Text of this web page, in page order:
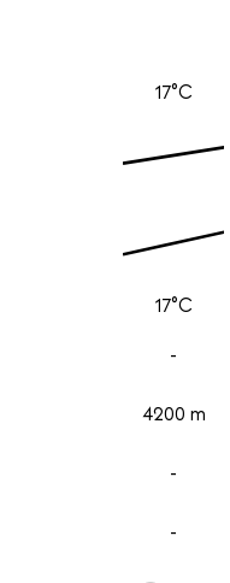
17°C
17°C
-
4200 m
-
-